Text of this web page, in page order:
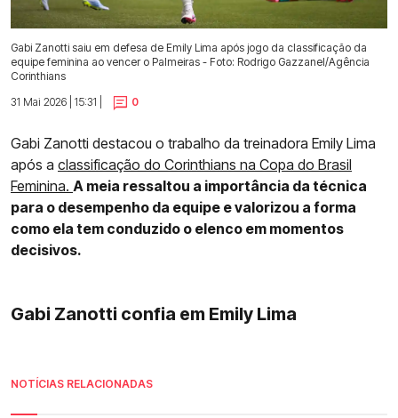
Gabi Zanotti saiu em defesa de Emily Lima após jogo da classificação da
equipe feminina ao vencer o Palmeiras - Foto: Rodrigo Gazzanel/Agência
Corinthians
31 Mai 2026 | 15:31 |
0
Gabi Zanotti destacou o trabalho da treinadora Emily Lima
após a classificação do Corinthians na Copa do Brasil
Feminina. A meia ressaltou a importância da técnica
para o desempenho da equipe e valorizou a forma
como ela tem conduzido o elenco em momentos
decisivos.
Gabi Zanotti confia em Emily Lima
NOTÍCIAS RELACIONADAS